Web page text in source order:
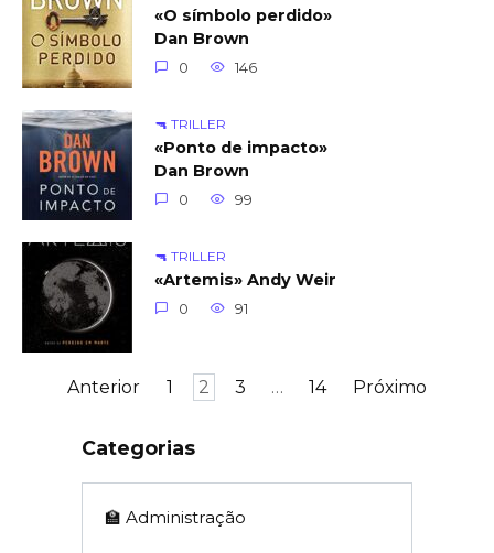
«O símbolo perdido»
Dan Brown
0 146
🔫 TRILLER
«Ponto de impacto»
Dan Brown
0 99
🔫 TRILLER
«Artemis» Andy Weir
0 91
Navegação
Anterior 1 2 3 … 14 Próximo
Categorias
🏫 Administração